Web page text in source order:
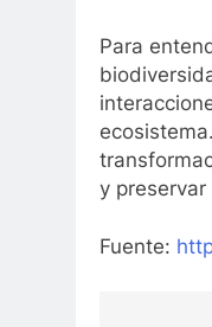
Para
y
Fuente: